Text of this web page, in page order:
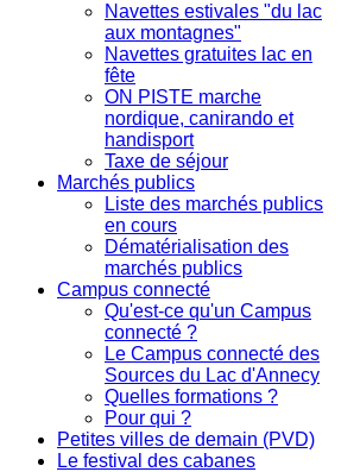
Navettes estivales "du lac
aux montagnes"
Navettes gratuites lac en
fête
ON PISTE marche
nordique, canirando et
handisport
Taxe de séjour
Marchés publics
Liste des marchés publics
en cours
Dématérialisation des
marchés publics
Campus connecté
Qu'est-ce qu'un Campus
connecté ?
Le Campus connecté des
Sources du Lac d'Annecy
Quelles formations ?
Pour qui ?
Petites villes de demain (PVD)
Le festival des cabanes